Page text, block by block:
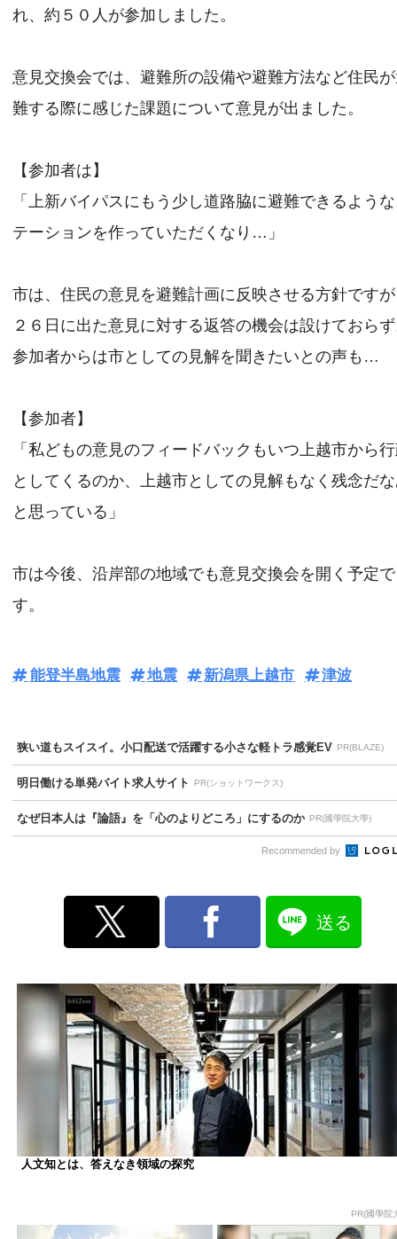
れ、約５０人が参加しました。
意見交換会では、避難所の設備や避難方法など住民
難する際に感じた課題について意見が出ました。
【参加者は】
「上新バイパスにもう少し道路脇に避難できるよう
テーションを作っていただくなり…」
市は、住民の意見を避難計画に反映させる方針です
２６日に出た意見に対する返答の機会は設けておら
参加者からは市としての見解を聞きたいとの声も…
【参加者】
「私どもの意見のフィードバックもいつ上越市から
としてくるのか、上越市としての見解もなく残念だ
と思っている」
市は今後、沿岸部の地域でも意見交換会を開く予定で
す。
能登半島地震 地震 新潟県上越市 津波
狭い道もスイスイ。小口配送で活躍する小さな軽トラ感覚EV PR(BLAZE)
明日働ける単発バイト求人サイト PR(ショットワークス)
なぜ日本人は『論語』を「心のよりどころ」にするのか PR(國學院大學)
Recommended by
送る
人文知とは、答えなき領域の探究
PR(國學院